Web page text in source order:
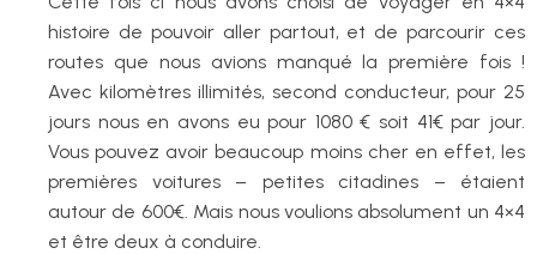
histoire de pouvoir aller partout, et de parcourir ces
routes que nous avions manqué la première fois !
Avec kilomètres illimités, second conducteur, pour 25
jours nous en avons eu pour 1080 € soit 41€ par jour.
Vous pouvez avoir beaucoup moins cher en effet, les
premières voitures – petites citadines – étaient
autour de 600€. Mais nous voulions absolument un 4×4
et être deux à conduire.